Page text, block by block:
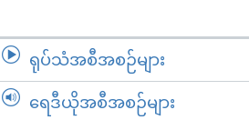
ရုပ်သံအစီအစဉ်များ
ရေဒီယိုအစီအစဉ်များ